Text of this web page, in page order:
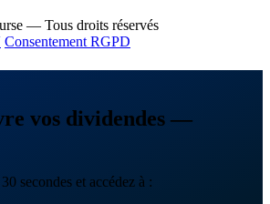
— Tous droits réservés
Consentement RGPD
vos dividendes —
secondes et accédez à :